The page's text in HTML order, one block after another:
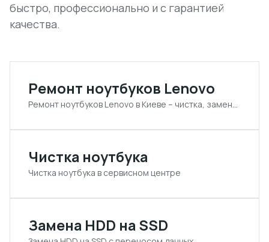
быстро, профессионально и с гарантией
качества.
Ремонт ноутбуков Lenovo
Ремонт ноутбуков Lenovo в Киеве – чистка, замена комплектующих, настройка
Чистка ноутбука
Чистка ноутбука в сервисном центре
Замена HDD на SSD